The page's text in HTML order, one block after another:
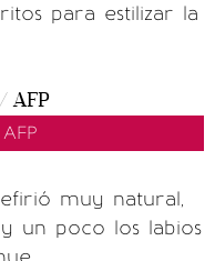
para estilizar la
muy natural,
un poco los labios